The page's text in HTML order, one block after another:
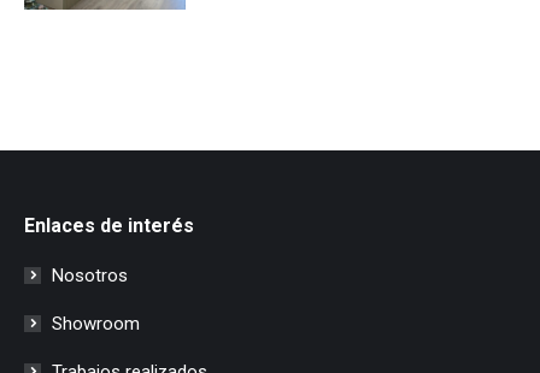
Enlaces de interés
Nosotros
Showroom